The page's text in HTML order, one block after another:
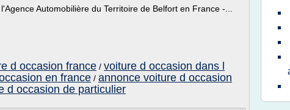
Automobilière du Territoire de Belfort en France -...
d occasion france / voiture d occasion dans l
en france / annonce voiture d occasion
d occasion de particulier